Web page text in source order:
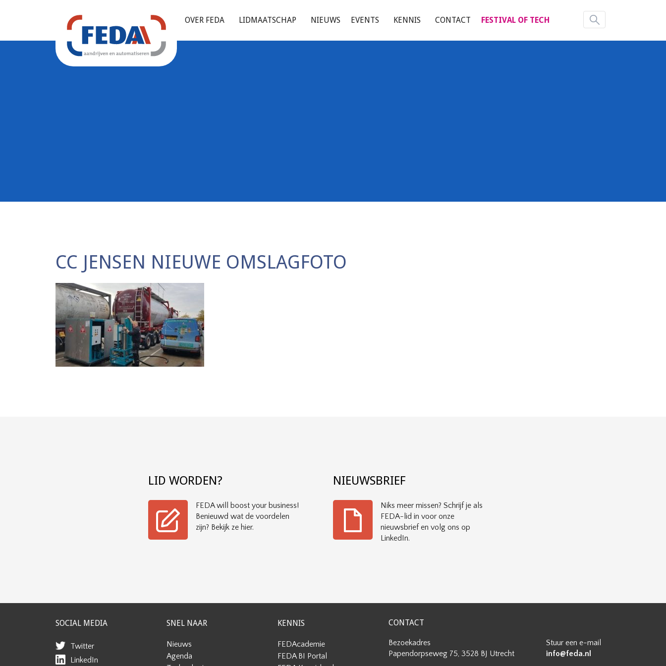
OVER FEDA LIDMAATSCHAP NIEUWS EVENTS KENNIS CONTACT FESTIVAL OF TECH
CC JENSEN NIEUWE OMSLAGFOTO
LID WORDEN?
FEDA will boost your business!
Benieuwd wat de voordelen
zijn? Bekijk ze hier.
NIEUWSBRIEF
Niks meer missen? Schrijf je als
FEDA-lid in voor onze
nieuwsbrief en volg ons op
LinkedIn.
SOCIAL MEDIA
Twitter
LinkedIn
SNEL NAAR
Nieuws
Agenda
KENNIS
FEDAcademie
FEDA BI Portal
CONTACT
Bezoekadres
Papendorpseweg 75, 3528 BJ Utrecht
Stuur een e-mail
info@feda.nl